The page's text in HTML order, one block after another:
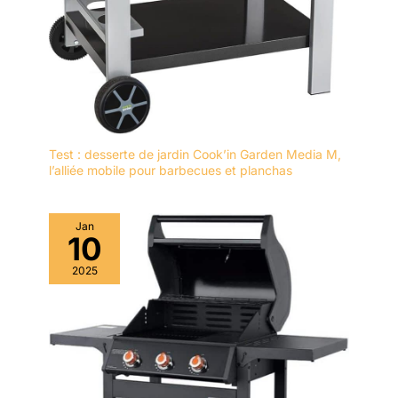
couverts plus fort, mais
conserve également son
aspect lumineux et sa
brillance, parfait pour une
utilisation quotidienne.
【Acier inoxydable de
inoxydable de haute
qualité, pas facile à plier
BPA, pas de goût
métallique, non toxique
et inoffensif pour assurer
sa durabilité et sa
résistance à la corrosion,
l'acier inoxydable ne rend
pas seulement le set de
couverts plus fort, mais
conserve également son
aspect lumineux et sa
Test : desserte de jardin Cook’in Garden Media M,
l’alliée mobile pour barbecues et planchas
Jan
10
2025